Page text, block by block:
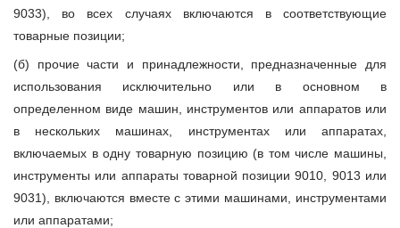
9033), во всех случаях включаются в соответствующие
товарные позиции;
(б) прочие части и принадлежности, предназначенные для
использования исключительно или в основном в
определенном виде машин, инструментов или аппаратов или
в нескольких машинах, инструментах или аппаратах,
включаемых в одну товарную позицию (в том числе машины,
инструменты или аппараты товарной позиции 9010, 9013 или
9031), включаются вместе с этими машинами, инструментами
или аппаратами;